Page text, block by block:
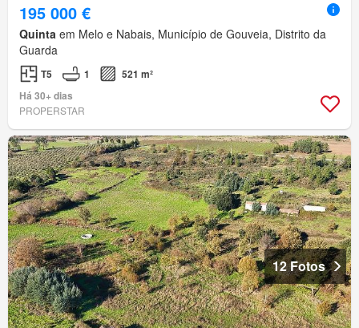
195 000 €
Quinta em Melo e Nabais, Município de Gouveia, Distrito da
Guarda
T5 1
521 m²
Há 30+ dias
PROPERSTAR
12 Fotos